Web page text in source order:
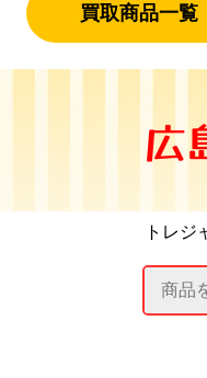
買取商品一覧
広
トレジ